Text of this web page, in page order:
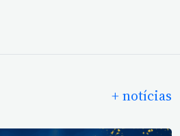
+ notícias